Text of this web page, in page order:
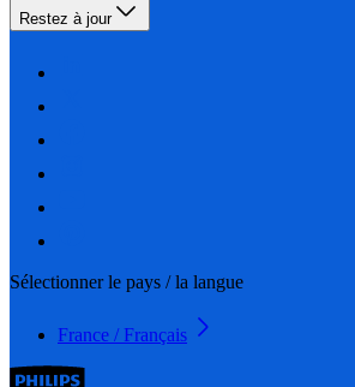
Restez à jour
Sélectionner le pays / la langue
France / Français